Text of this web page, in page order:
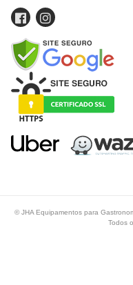
© JHA Equipamentos para
Todos